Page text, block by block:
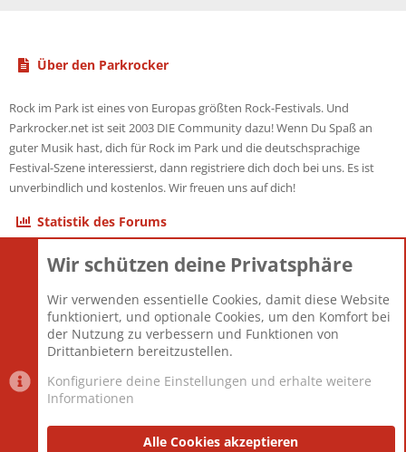
Über den Parkrocker
Rock im Park ist eines von Europas größten Rock-Festivals. Und
Parkrocker.net ist seit 2003 DIE Community dazu! Wenn Du Spaß an
guter Musik hast, dich für Rock im Park und die deutschsprachige
Festival-Szene interessierst, dann registriere dich doch bei uns. Es ist
unverbindlich und kostenlos. Wir freuen uns auf dich!
Statistik des Forums
Themen
Mitglieder
12.427
Neuestes Mitglied
Berlin
Datenschutzerklärung Impressum
Wir schützen deine Privatsphäre
Wir verwenden essentielle Cookies, damit diese Website
funktioniert, und optionale Cookies, um den Komfort bei
der Nutzung zu verbessern und Funktionen von
Drittanbietern bereitzustellen.
Konfiguriere deine Einstellungen und erhalte weitere
Informationen
Alle Cookies akzeptieren